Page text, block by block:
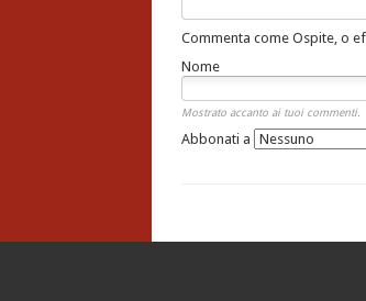
Commenta come Ospite, o
Nome
Mostrato accanto ai tuoi commenti.
Abbonati a